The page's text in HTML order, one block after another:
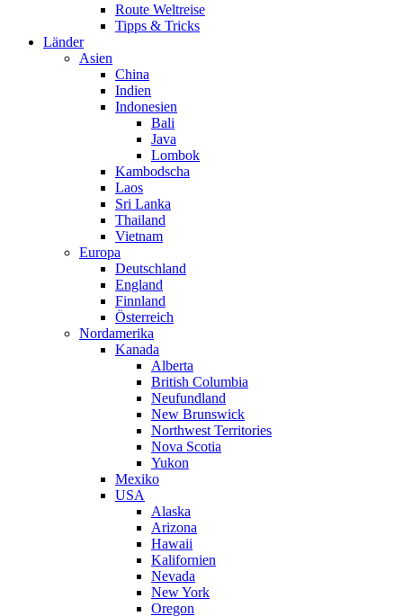
Route Weltreise
Tipps & Tricks
Länder
Asien
China
Indien
Indonesien
Bali
Java
Lombok
Kambodscha
Laos
Sri Lanka
Thailand
Vietnam
Europa
Deutschland
England
Finnland
Österreich
Nordamerika
Kanada
Alberta
British Columbia
Neufundland
New Brunswick
Northwest Territories
Nova Scotia
Yukon
Mexiko
USA
Alaska
Arizona
Hawaii
Kalifornien
Nevada
New York
Oregon